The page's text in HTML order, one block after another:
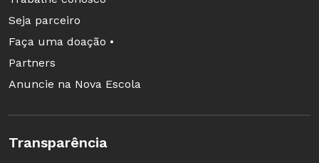
Seja parceiro
Faça uma doação •
Partners
Anuncie na Nova Escola
Transparência